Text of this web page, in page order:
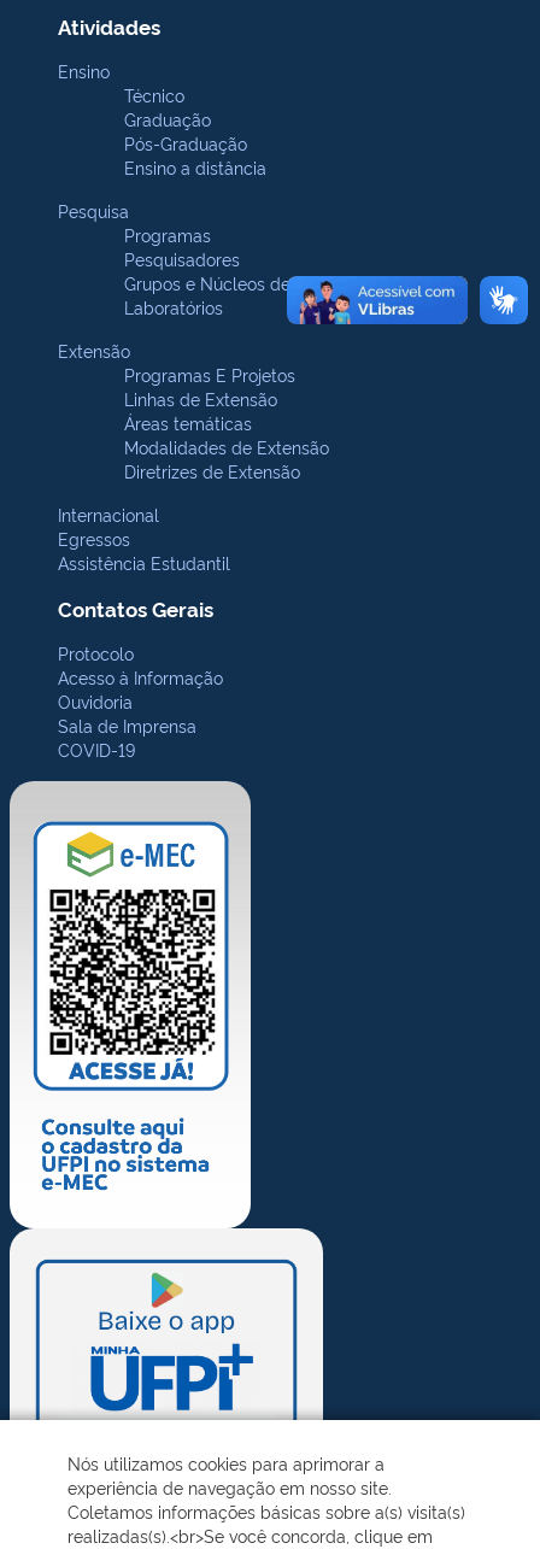
Atividades
Ensino
Técnico
Graduação
Pós-Graduação
Ensino a distância
Pesquisa
Programas
Pesquisadores
Grupos e Núcleos de pesquisa
Laboratórios
Extensão
Programas E Projetos
Linhas de Extensão
Áreas temáticas
Modalidades de Extensão
Diretrizes de Extensão
Internacional
Egressos
Assistência Estudantil
Contatos Gerais
Protocolo
Acesso à Informação
Ouvidoria
Sala de Imprensa
COVID-19
Nós utilizamos cookies para aprimorar a
experiência de navegação em nosso site.
Coletamos informações básicas sobre a(s) visita(s)
realizadas(s).<br>Se você concorda, clique em